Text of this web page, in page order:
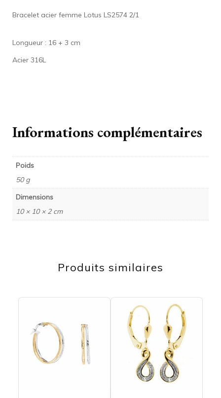
Bracelet acier femme Lotus LS2574 2/1
Longueur : 16 + 3 cm
Acier 316L
Informations complémentaires
Poids
50 g
Dimensions
10 × 10 × 2 cm
Produits similaires